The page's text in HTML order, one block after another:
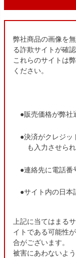
弊社商品の画像を
る詐欺サイトが確
これらのサイトは
ください。
●販売価格が弊社
●決済がクレジッ
も入力させら
●連絡先に電話番
●サイト内の日本
上記に当てはまる
イトである可能性
合がございます。
被害にあわないよ